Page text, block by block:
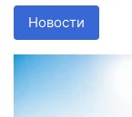
Новости